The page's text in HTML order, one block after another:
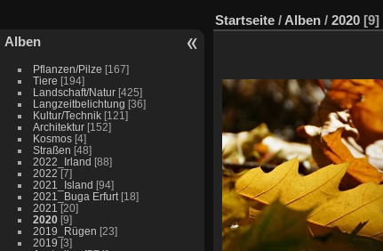
Alben
Pflanzen/Pilze [167]
Tiere [194]
Landschaft/Natur [425]
Langzeitbelichtung [36]
Kultur/Technik [121]
Architektur [152]
Kosmos [4]
Straßen [48]
2022_Irland [88]
2022 [7]
2021_Island [94]
2021_Buga Erfurt [18]
2021 [20]
2020 [9]
2019_Rügen [23]
2019 [3]
Startseite / Alben / 2020 [9]